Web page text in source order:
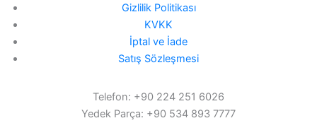
Gizlilik Politikası
KVKK
İptal ve İade
Satış Sözleşmesi
Telefon: +90 224 251 6026
Yedek Parça: +90 534 893 7777